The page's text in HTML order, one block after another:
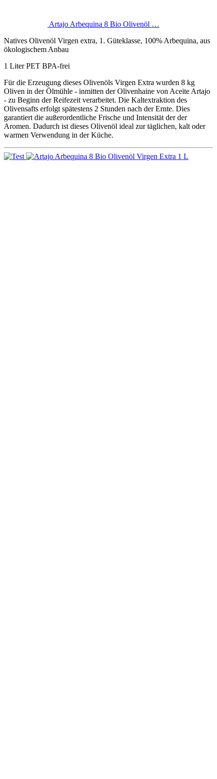
Artajo Arbequina 8 Bio Olivenöl …
Natives Olivenöl Virgen extra, 1. Güteklasse, 100% Arbequina, aus
ökologischem Anbau
1 Liter PET BPA-frei
Für die Erzeugung dieses Olivenöls Virgen Extra wurden 8 kg
Oliven in der Ölmühle - inmitten der Olivenhaine von Aceite Artajo
- zu Beginn der Reifezeit verarbeitet. Die Kaltextraktion des
Olivensafts erfolgt spätestens 2 Stunden nach der Ernte. Dies
garantiert die außerordentliche Frische und Intensität der der
Aromen. Dadurch ist dieses Olivenöl ideal zur täglichen, kalt oder
warmen Verwendung in der Küche.